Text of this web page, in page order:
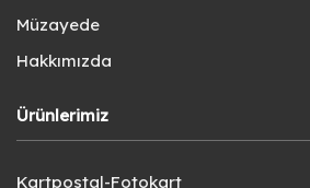
Müzayede
Hakkımızda
Ürünlerimiz
Kartpostal-Fotokart